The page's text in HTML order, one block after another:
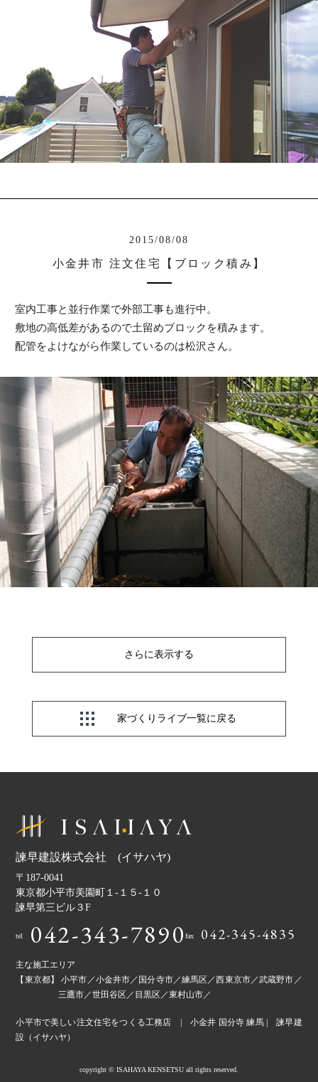
2015/08/08
小金井市 注文住宅【ブロック積み】
室内工事と並行作業で外部工事も進行中。
敷地の高低差があるので土留めブロックを積みます。
配管をよけながら作業しているのは松沢さん。
さらに表示する
家づくりライブ一覧に戻る
諫早建設株式会社 (イサハヤ)
〒187-0041
東京都小平市美園町１-１５-１０
諫早第三ビル３F
tel 042-343-7890fax 042-345-4835
主な施工エリア
【東京都】 小平市／小金井市／国分寺市／練馬区／西東京市／武蔵野市／
三鷹市／世田谷区／目黒区／東村山市／
小平市で美しい注文住宅をつくる工務店 | 小金井 国分寺 練馬 | 諫早建
設（イサハヤ）
copyright © ISAHAYA KENSETSU all rights reserved.